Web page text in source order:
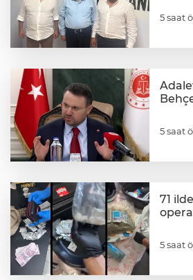
5 saat
5 saat
71
5 saat